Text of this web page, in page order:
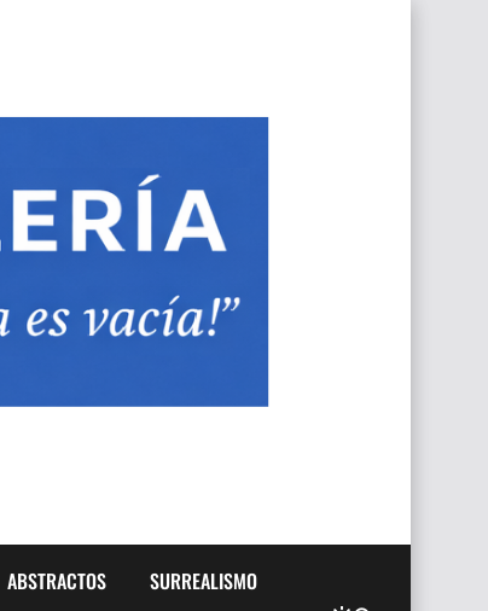
ABSTRACTOS SURREALISMO